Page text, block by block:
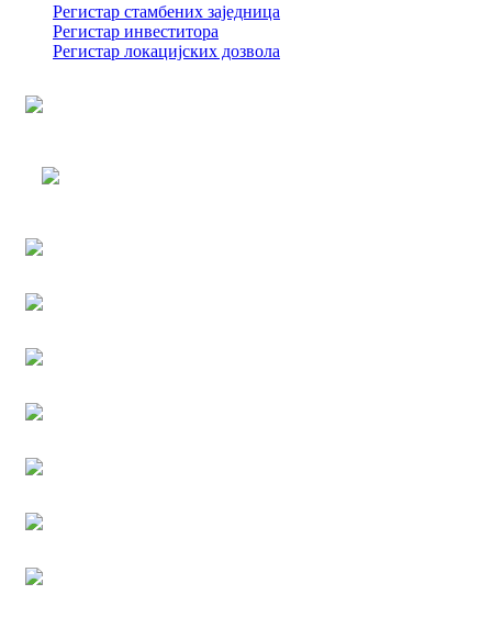
Регистар стамбених заједница
Регистар инвеститора
Регистар локацијских дозвола